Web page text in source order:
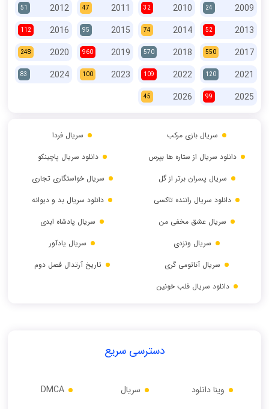
2009
24
2010
32
2011
47
2012
51
2013
52
2014
74
2015
95
2016
112
2017
550
2018
570
2019
960
2020
248
2021
120
2022
109
2023
100
2024
83
2025
99
2026
45
سریال بازی مرکب
دانلود سریال از ستاره ها بپرس
سریال پسران برتر از گل
دانلود سریال راننده تاکسی
سریال عشق مخفی من
سریال ونزدی
سریال آناتومی گری
دانلود سریال قلب خونین
سریال فردا
دانلود سریال پاچینکو
سریال خواستگاری تجاری
دانلود سریال بد و دیوانه
سریال پادشاه ابدی
سریال یادآور
تاریخ آرتدال فصل دوم
دسترسی سریع
وینا دانلود
سریال
DMCA